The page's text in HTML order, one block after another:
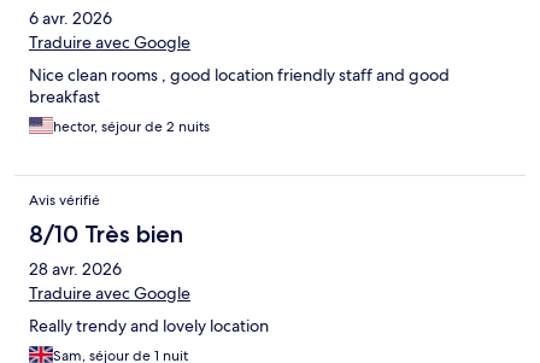
6 avr. 2026
Traduire avec Google
Nice clean rooms , good location friendly staff and good
breakfast
hector, séjour de 2 nuits
Avis vérifié
8/10 Très bien
28 avr. 2026
Traduire avec Google
Really trendy and lovely location
Sam, séjour de 1 nuit